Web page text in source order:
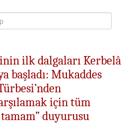
ilk dalgaları Kerbelâ
başladı: Mukaddes
için tüm
tamam” duyurusu